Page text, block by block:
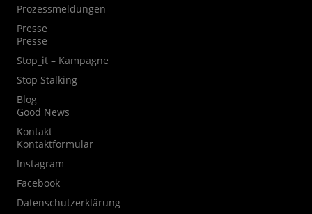
Prozessmeldungen
Presse
Presse
Stop_it – Kampagne
Stop Stalking
Blog
Good News
Kontakt
Kontaktformular
Instagram
Facebook
Datenschutzerklärung